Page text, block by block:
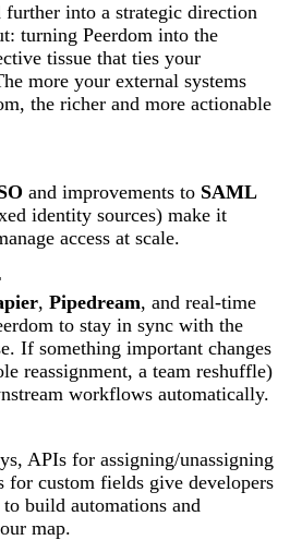
further into a strategic direction
turning Peerdom into the
tissue that ties your
more your external systems
the richer and more actionable
and improvements to SAML
identity sources) make it
access at scale.
, Pipedream, and real-time
to stay in sync with the
If something important changes
reassignment, a team reshuffle)
workflows automatically.
APIs for assigning/unassigning
for custom fields give developers
build automations and
map.